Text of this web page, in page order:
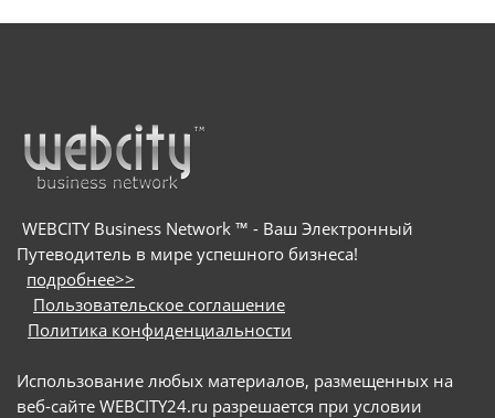
WEBCITY Business Network ™ - Ваш Электронный
Путеводитель в мире успешного бизнеса!
подробнее>>
Пользовательское соглашение
Политика конфиденциальности
Использование любых материалов, размещенных на
веб-сайте WEBCITY24.ru разрешается при условии